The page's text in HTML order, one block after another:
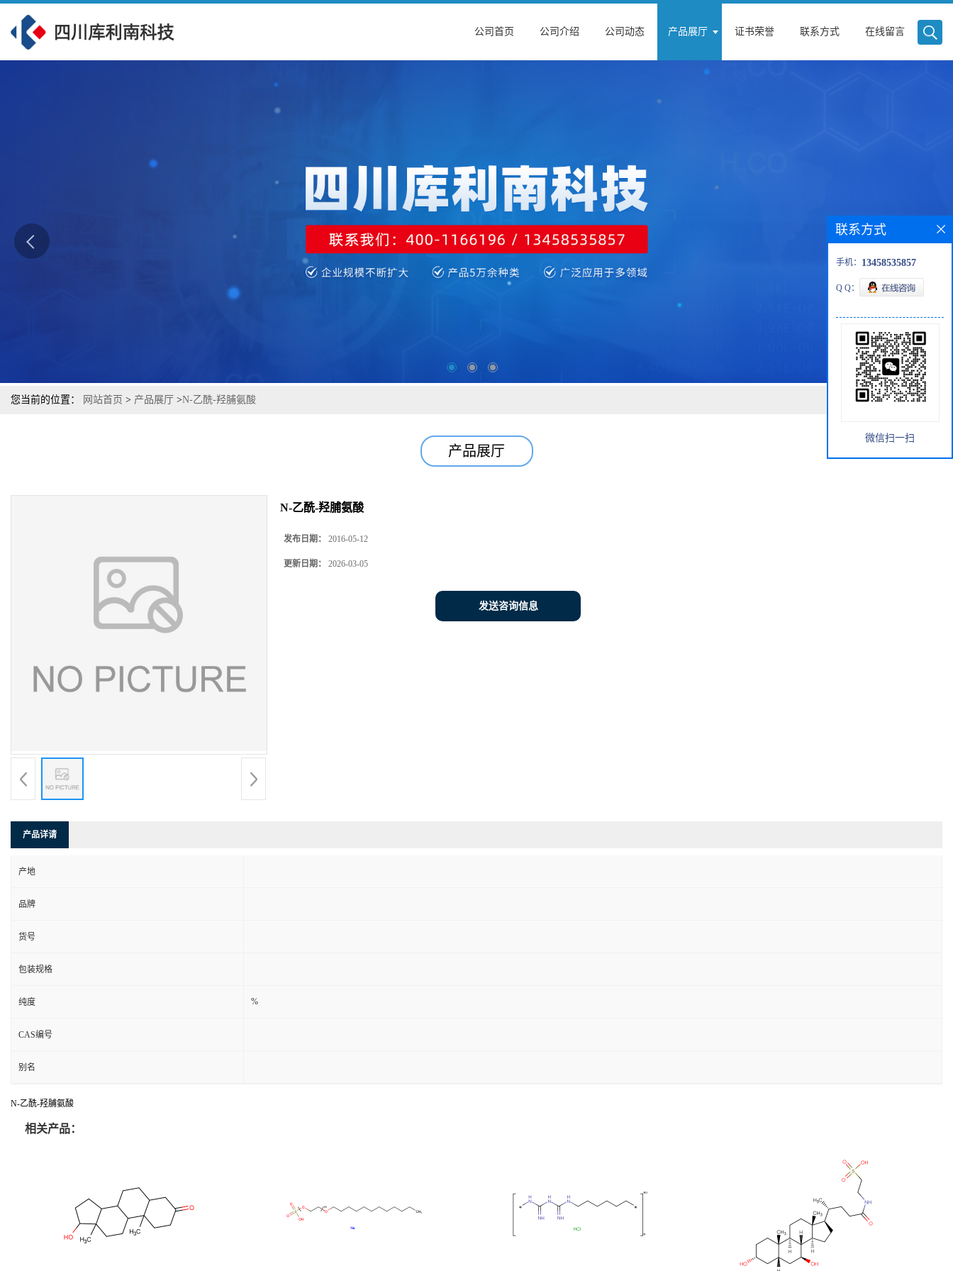
公司首页 公司介绍 公司动态 产品展厅 证书荣誉 联系方式 在线留言
您当前的位置： 网站首页 > 产品展厅 >N-乙酰-羟脯氨酸
产品展厅
N-乙酰-羟脯氨酸
发布日期： 2016-05-12
更新日期： 2026-03-05
发送咨询信息
产品详请
产地
品牌
货号
包装规格
纯度 %
CAS编号
别名
N-乙酰-羟脯氨酸
相关产品：
联系方式
手机： 13458535857
Q Q：
微信扫一扫